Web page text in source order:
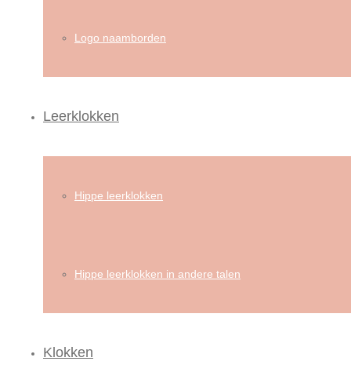
Logo naamborden
Leerklokken
Hippe leerklokken
Hippe leerklokken in andere talen
Klokken